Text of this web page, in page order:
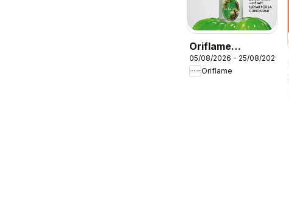
Oriflame
Catálogo
Campaña 11
05/08/2026 - 25/08/2026
Oriflame